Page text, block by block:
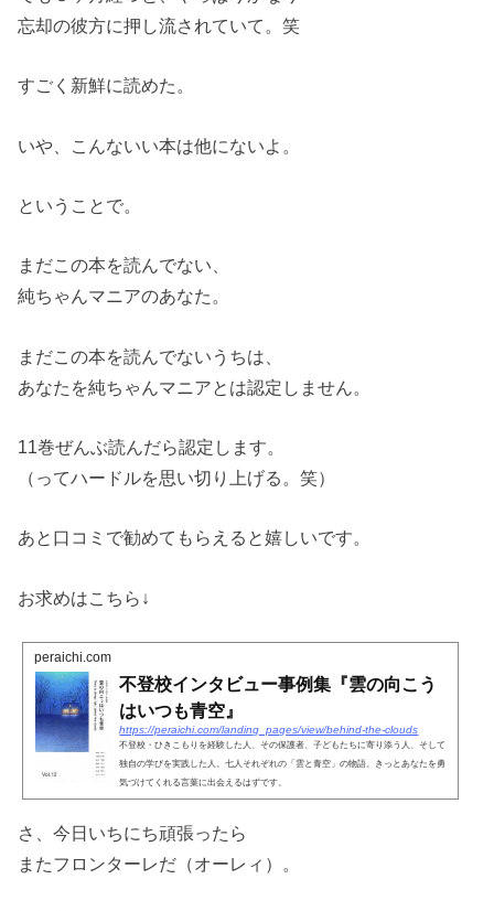
忘却の彼方に押し流されていて。笑
すごく新鮮に読めた。
いや、こんないい本は他にないよ。
ということで。
まだこの本を読んでない、
純ちゃんマニアのあなた。
まだこの本を読んでないうちは、
あなたを純ちゃんマニアとは認定しません。
11巻ぜんぶ読んだら認定します。
（ってハードルを思い切り上げる。笑）
あと口コミで勧めてもらえると嬉しいです。
お求めはこちら↓
peraichi.com
不登校インタビュー事例集『雲の向こう
はいつも青空』
https://peraichi.com/landing_pages/view/behind-the-clouds
不登校・ひきこもりを経験した人、その保護者、子どもたちに寄り添う人、そして
独自の学びを実践した人。七人それぞれの「雲と青空」の物語。きっとあなたを勇
気づけてくれる言葉に出会えるはずです。
さ、今日いちにち頑張ったら
またフロンターレだ（オーレィ）。